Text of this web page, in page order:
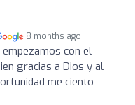
8 months ago
empezamos con el
gracias a Dios y al
me ciento